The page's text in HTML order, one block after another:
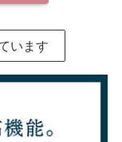
います